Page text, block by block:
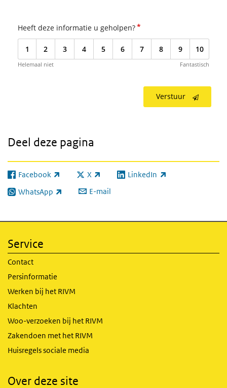
Heeft deze informatie u geholpen?*
1 2 3 4 5 6 7 8 9 10
Helemaal niet Fantastisch
Verstuur
Deel deze pagina
Facebook
(externe link) X
(externe link) LinkedIn
(externe link)
WhatsApp
(externe link) E-mail
Service
Contact
Persinformatie
Werken bij het RIVM
Klachten
Woo-verzoeken bij het RIVM
Zakendoen met het RIVM
Huisregels sociale media
Over deze site